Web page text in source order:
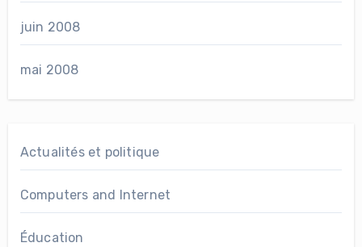
juin 2008
mai 2008
Actualités et politique
Computers and Internet
Éducation